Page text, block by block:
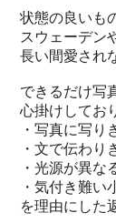
状態の良いも
スウェーデン
長い間愛され
できるだけ写
心掛けしてお
・写真に写り
・文で伝わり
・光源が異な
・気付き難い
を理由にした